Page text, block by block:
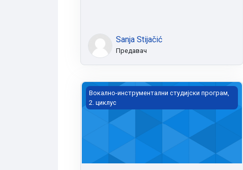
Sanja Stijačić
Предавач
Методологија стручног рада, мастер
Вокално-инструментални студијски програм,
2. циклус